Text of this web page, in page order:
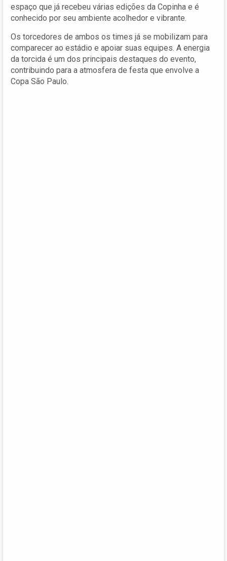
espaço que já recebeu várias edições da Copinha e é
conhecido por seu ambiente acolhedor e vibrante.
Os torcedores de ambos os times já se mobilizam para
comparecer ao estádio e apoiar suas equipes. A energia
da torcida é um dos principais destaques do evento,
contribuindo para a atmosfera de festa que envolve a
Copa São Paulo.